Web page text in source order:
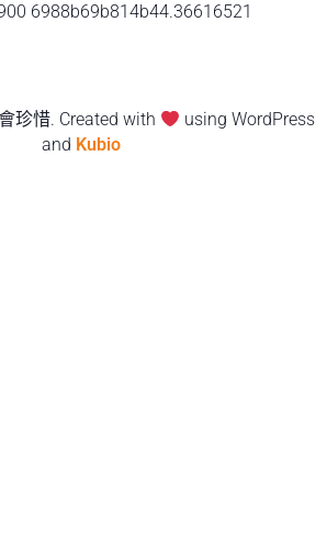
6988b69b814b44.36616521
珍惜. Created with
using WordPress
and Kubio